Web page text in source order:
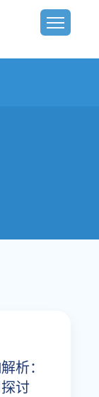
析：
讨